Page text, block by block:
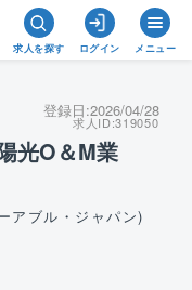
求人を探す ログイン メニュー
登録日:2026/04/28
求人ID:319050
光O＆M業
アブル・ジャパン)